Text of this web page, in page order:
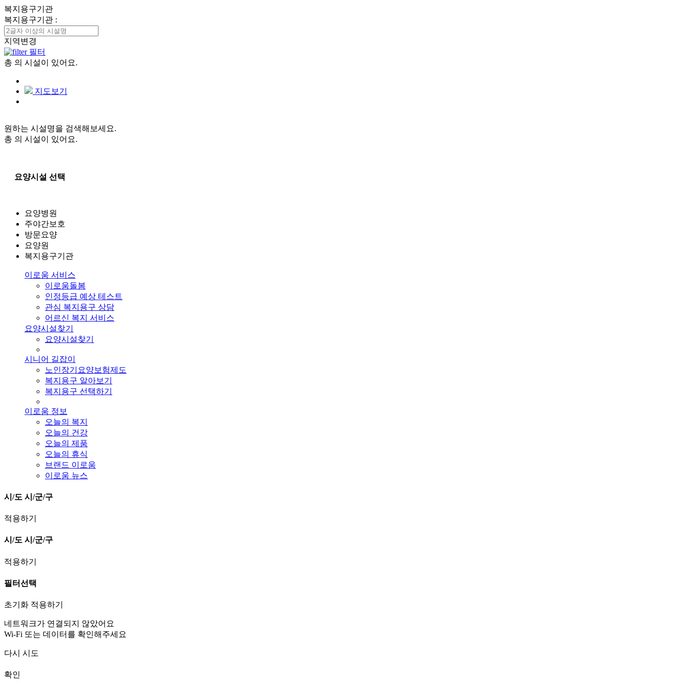
복지용구기관
복지용구기관 :
지역변경
필터
총 의 시설이 있어요.
지도보기
원하는 시설명을 검색해보세요.
총 의 시설이 있어요.
요양시설 선택
요양병원
주야간보호
방문요양
요양원
복지용구기관
이로움 서비스
이로움돌봄
인정등급 예상 테스트
관심 복지용구 상담
어르신 복지 서비스
요양시설찾기
요양시설찾기
시니어 길잡이
노인장기요양보험제도
복지용구 알아보기
복지용구 선택하기
이로움 정보
오늘의 복지
오늘의 건강
오늘의 제품
오늘의 휴식
브랜드 이로움
이로움 뉴스
시/도 시/군/구
적용하기
시/도 시/군/구
적용하기
필터선택
초기화 적용하기
네트워크가 연결되지 않았어요
Wi-Fi 또는 데이터를 확인해주세요
다시 시도
확인